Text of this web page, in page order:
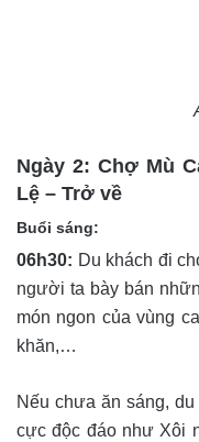
Ngày 2: Chợ Mù
Lệ – Trở về
Buổi sáng:
06h30: Du khách đi
người ta bày bán
món ngon của vùng
khăn,…
Nếu chưa ăn sáng,
cực độc đáo như Xôi